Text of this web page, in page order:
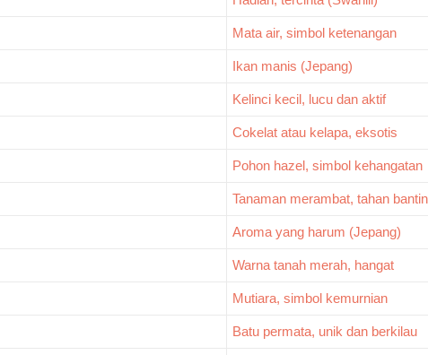
Mata air, simbol ketenangan
Ikan manis (Jepang)
Kelinci kecil, lucu dan aktif
Cokelat atau kelapa, eksotis
Pohon hazel, simbol kehangatan
Tanaman merambat, tahan
Aroma yang harum (Jepang)
Warna tanah merah, hangat
Mutiara, simbol kemurnian
Batu permata, unik dan berkilau